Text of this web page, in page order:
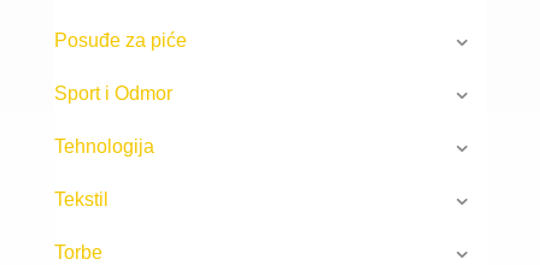
Posuđe za piće
Sport i Odmor
Tehnologija
Tekstil
Torbe